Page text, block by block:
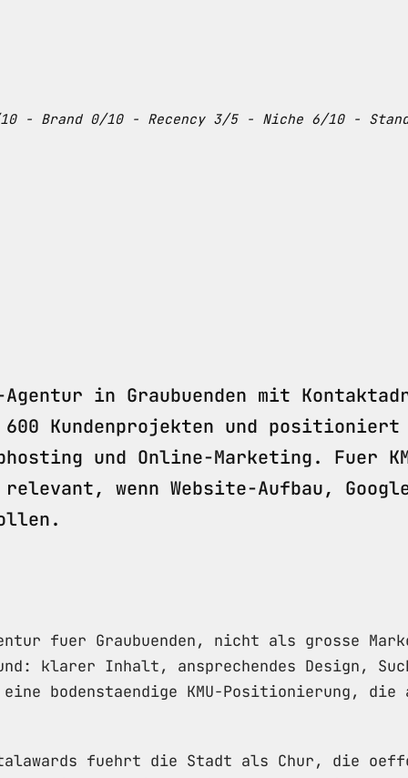
- Brand 0/10 - Recency 3/5 - Niche 6/10 -
in Graubuenden mit
Kundenprojekten und
und Online-Marketing.
wenn Website-Aufbau,
fuer Graubuenden, nicht als grosse
klarer Inhalt, ansprechendes Design,
bodenstaendige KMU-Positionierung,
fuehrt die Stadt als Chur, die